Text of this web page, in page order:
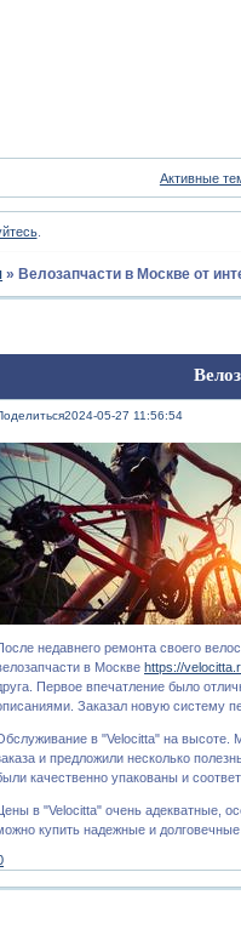
Активные
.
» Велозапчасти в Москве от
2024-05-27 11:56:54
недавнего ремонта своего
в Москвеhttps://
Первое впечатление было
Заказал новую систему
в "Velocitta" на высоте.
и предложили несколько
качественно упакованы и
в "Velocitta" очень адекватные,
купить надежные и